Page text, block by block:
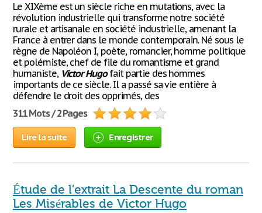
Le XIXème est un siècle riche en mutations, avec la
révolution industrielle qui transforme notre société
rurale et artisanale en société industrielle, amenant la
France à entrer dans le monde contemporain. Né sous le
règne de Napoléon I, poète, romancier, homme politique
et polémiste, chef de file du romantisme et grand
humaniste, Victor Hugofait partie des hommes
importants de ce siècle. Il a passé sa vie entière à
défendre le droit des opprimés, des
311 Mots / 2 Pages
Lire la suite Enregistrer
Étude de l'extrait La Descente du roman
Les Misérables de Victor Hugo